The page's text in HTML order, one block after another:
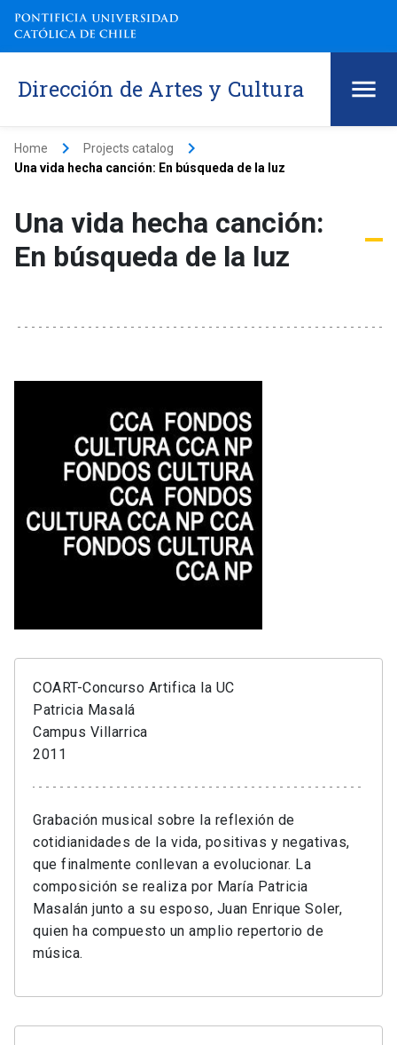
Dirección de Artes y Cultura
Home keyboard_arrow_right Projects catalog keyboard_arrow_right
Una vida hecha canción: En búsqueda de la luz
Una vida hecha canción:
En búsqueda de la luz
COART-Concurso Artifica la UC
Patricia Masalá
Campus Villarrica
2011
Grabación musical sobre la reflexión de
cotidianidades de la vida, positivas y negativas,
que finalmente conllevan a evolucionar. La
composición se realiza por María Patricia
Masalán junto a su esposo, Juan Enrique Soler,
quien ha compuesto un amplio repertorio de
música.